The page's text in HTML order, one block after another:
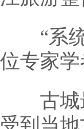
“系统
位专家
古城最